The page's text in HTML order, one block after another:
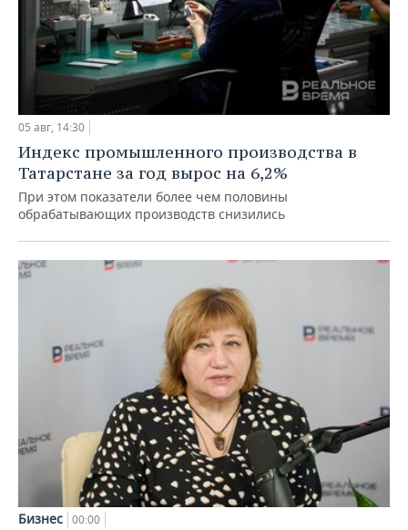
05 авг, 14:30
Индекс промышленного производства в
Татарстане за год вырос на 6,2%
При этом показатели более чем половины
обрабатывающих производств снизились
Бизнес 00:00